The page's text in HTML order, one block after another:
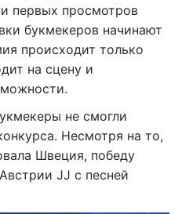
первых просмотров
букмекеров начинают
происходит только
на сцену и
не смогли
Несмотря на то,
Швеция, победу
JJ с песней